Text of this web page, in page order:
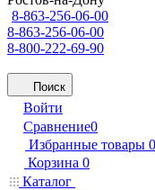
8-863-256-06-00
8-863-256-06-00
8-800-222-69-90
Поиск
Войти
Сравнение0
Избранные товары 0
Корзина 0
Каталог